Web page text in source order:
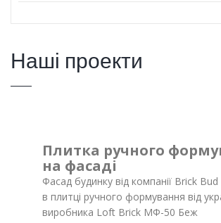
Наші проекти
Плитка ручного
на фасаді
Фасад будинку від компанії Brick
в плитці ручного формування від
виробника Loft Brick МФ-50 Беж